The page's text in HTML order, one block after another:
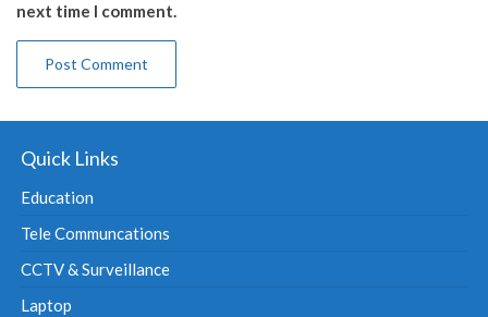
next time I comment.
Quick Links
Education
Tele Communcations
CCTV & Surveillance
Laptop